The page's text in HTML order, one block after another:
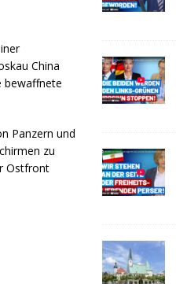
China
bewaffnete
Panzern und
zu
Ostfront